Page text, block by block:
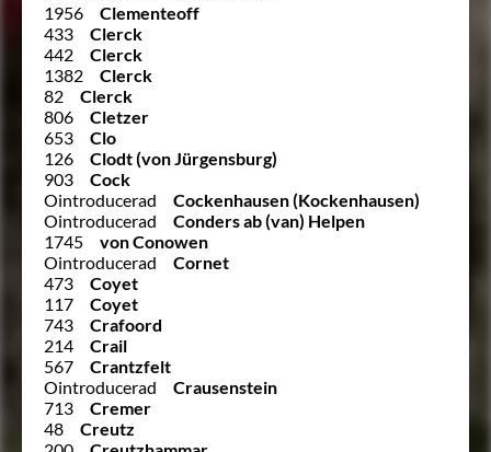
1956
Clementeoff
433
Clerck
442
Clerck
1382
Clerck
82
Clerck
806
Cletzer
653
Clo
126
Clodt (von Jürgensburg)
903
Cock
Ointroducerad
Cockenhausen (Kockenhausen)
Ointroducerad
Conders ab (van) Helpen
1745
von Conowen
Ointroducerad
Cornet
473
Coyet
117
Coyet
743
Crafoord
214
Crail
567
Crantzfelt
Ointroducerad
Crausenstein
713
Cremer
48
Creutz